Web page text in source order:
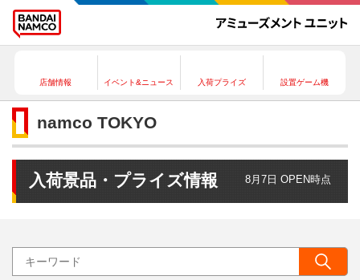
店舗情報 イベント&ニュース 入荷プライズ 設置ゲーム機
namco TOKYO
入荷景品・プライズ情報 8月7日 OPEN時点